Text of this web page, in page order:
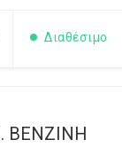
Διαθέσιμο
ΒΕΝΖΙΝΗ